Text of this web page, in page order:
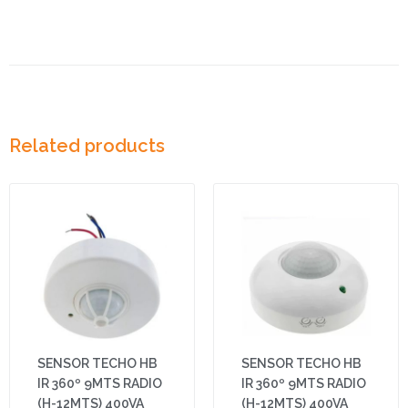
Related products
SENSOR TECHO HB
IR 360º 9MTS RADIO
(H-12MTS) 400VA
SENSOR TECHO HB
IR 360º 9MTS RADIO
(H-12MTS) 400VA